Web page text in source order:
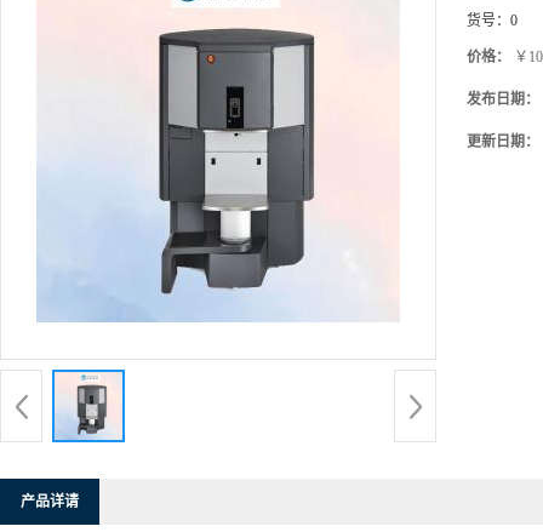
货号： 0
价格： ￥
发布日期：
更新日期：
产品详请